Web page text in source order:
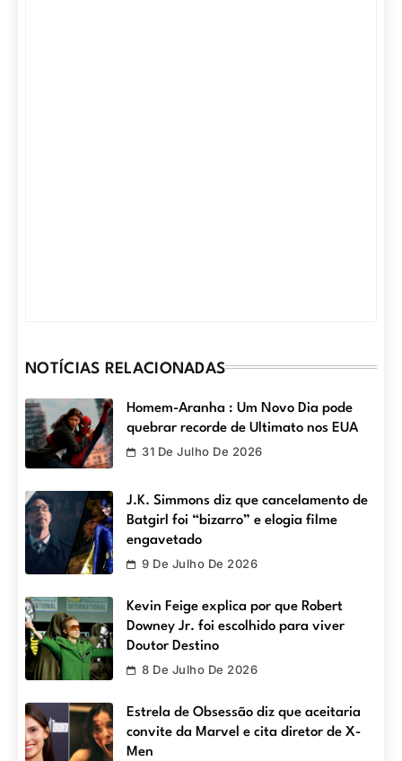
NOTÍCIAS RELACIONADAS
Homem-Aranha : Um Novo Dia pode
quebrar recorde de Ultimato nos EUA
31 De Julho De 2026
J.K. Simmons diz que cancelamento de
Batgirl foi “bizarro” e elogia filme
engavetado
9 De Julho De 2026
Kevin Feige explica por que Robert
Downey Jr. foi escolhido para viver
Doutor Destino
8 De Julho De 2026
Estrela de Obsessão diz que aceitaria
convite da Marvel e cita diretor de X-
Men